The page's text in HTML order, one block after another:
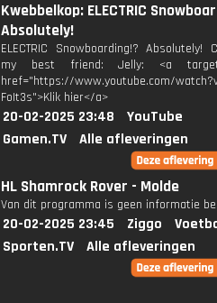
Kwebbelkop: ELECTRIC
Absolutely!
ELECTRIC Snowboarding!? Absolutely!
my best friend: Jelly: <a
href="https://www.youtube.com/
FoIt3s">Klik hier</a>
20-02-2025 23:48
YouTube
Gamen.TV
Alle afleveringen
HL Shamrock Rover - Molde
Van dit programma is geen informatie
20-02-2025 23:45 Ziggo
Sporten.TV
Alle afleveringen